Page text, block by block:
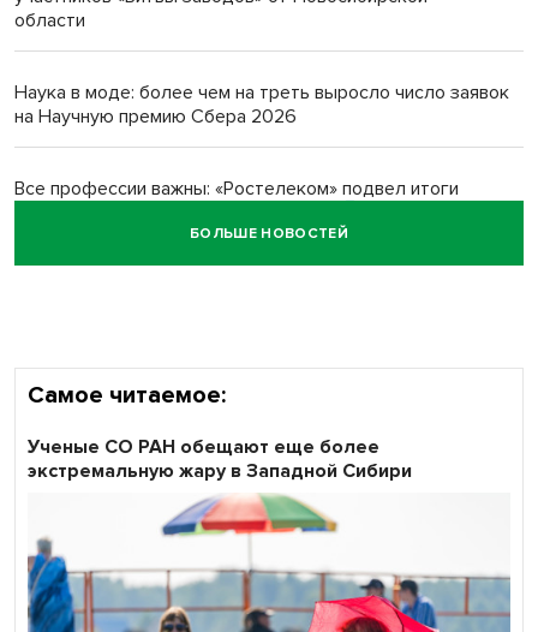
многодетных в России
Обновлённое отделение ВТБ открылось в Искитиме
области
Наука в моде: более чем на треть выросло число заявок
на Научную премию Сбера 2026
Все профессии важны: «Ростелеком» подвел итоги
БОЛЬШЕ НОВОСТЕЙ
Самое читаемое:
Ученые СО РАН обещают еще более
экстремальную жару в Западной Сибири